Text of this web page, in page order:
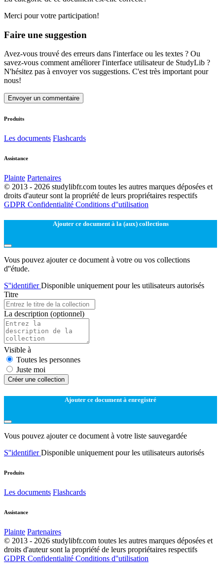
Merci pour votre participation!
Faire une suggestion
Avez-vous trouvé des erreurs dans l'interface ou les textes ? Ou
savez-vous comment améliorer l'interface utilisateur de StudyLib ?
N'hésitez pas à envoyer vos suggestions. C'est très important pour
nous!
Envoyer un commentaire
Produits
Les documents Flashcards
Assistance
Plainte Partenaires
© 2013 - 2026 studylibfr.com toutes les autres marques déposées et
droits d'auteur sont la propriété de leurs propriétaires respectifs
GDPR Confidentialité Conditions d''utilisation
Ajouter ce document à la (aux) collections
Vous pouvez ajouter ce document à votre ou vos collections
d''étude.
S''identifierDisponible uniquement pour les utilisateurs autorisés
Titre
La description (optionnel)
Visible à
Toutes les personnes
Juste moi
Créer une collection
Ajouter ce document à enregistré
Vous pouvez ajouter ce document à votre liste sauvegardée
S''identifierDisponible uniquement pour les utilisateurs autorisés
Produits
Les documents Flashcards
Assistance
Plainte Partenaires
© 2013 - 2026 studylibfr.com toutes les autres marques déposées et
droits d'auteur sont la propriété de leurs propriétaires respectifs
GDPR Confidentialité Conditions d''utilisation